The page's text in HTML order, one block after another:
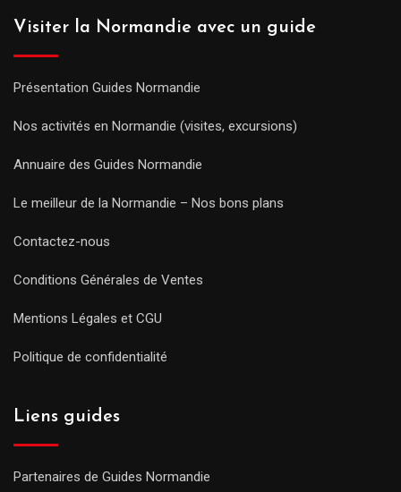
Visiter la Normandie avec un guide
Présentation Guides Normandie
Nos activités en Normandie (visites, excursions)
Annuaire des Guides Normandie
Le meilleur de la Normandie – Nos bons plans
Contactez-nous
Conditions Générales de Ventes
Mentions Légales et CGU
Politique de confidentialité
Liens guides
Partenaires de Guides Normandie